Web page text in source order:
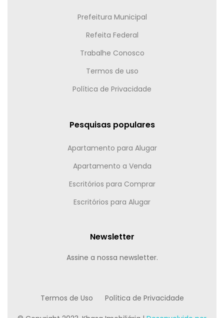
Prefeitura Municipal
Refeita Federal
Trabalhe Conosco
Termos de uso
Política de Privacidade
Pesquisas populares
Apartamento para Alugar
Apartamento a Venda
Escritórios para Comprar
Escritórios para Alugar
Newsletter
Assine a nossa newsletter.
Termos de Uso Política de Privacidade